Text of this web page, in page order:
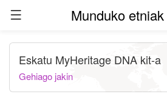
Munduko
Eskatu MyHeritage DNA kit-a
Gehiago jakin